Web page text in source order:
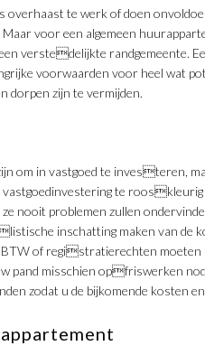
overhaast te werk of doen
voor een algemeen
verstedelijkte randgemeente.
voorwaarden voor heel wat
dorpen zijn te vermijden.
om in vastgoed te investeren,
vastgoedinvestering te
nooit problemen zullen
inschatting maken van de
of registratierechten
pand misschien opfriswerken
zodat u de bijkomende kosten